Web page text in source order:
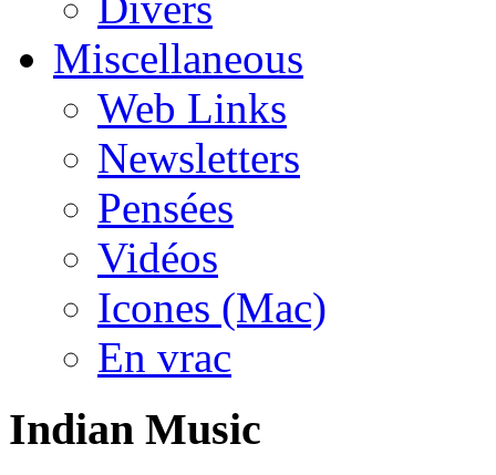
Miscellaneous
Web Links
Newsletters
Pensées
Vidéos
Icones (Mac)
En vrac
Indian Music